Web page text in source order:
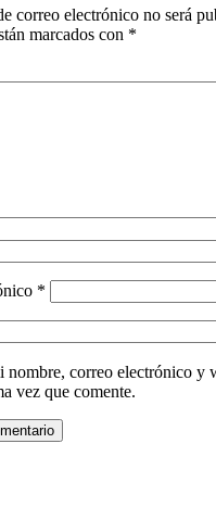
correo electrónico no será
marcados con *
*
nombre, correo electrónico y
vez que comente.